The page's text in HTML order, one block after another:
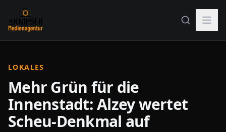
LOKALES
Mehr Grün für die
Innenstadt: Alzey wertet
Scheu-Denkmal auf